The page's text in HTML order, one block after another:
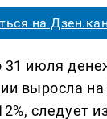
на
31 июля
выросла
следует